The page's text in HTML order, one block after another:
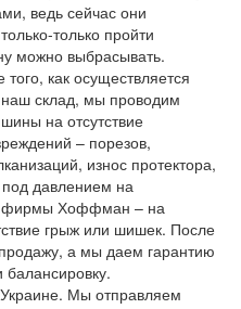
ведь сейчас они
только пройти
можно выбрасывать.
как осуществляется
склад, мы проводим
на отсутствие
– порезов,
износ протектора,
давлением на
фирмы Хоффман – на
грыж или шишек. После
а мы даем гарантию
Мы отправляем